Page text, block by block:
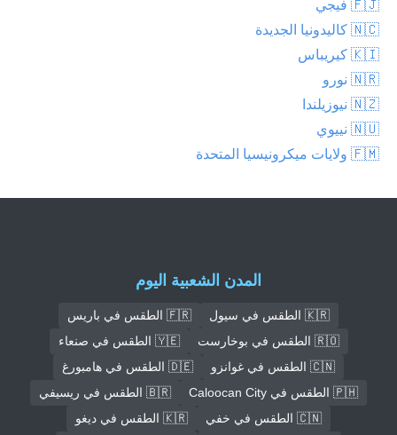
🇫🇯 فيجي
🇳🇨 كاليدونيا الجديدة
🇰🇮 كيريباس
🇳🇷 نورو
🇳🇿 نيوزيلندا
🇳🇺 نييوي
🇫🇲 ولايات ميكرونيسيا المتحدة
المدن الشعبية اليوم
🇰🇷 الطقس في سيول
🇫🇷 الطقس في باريس
🇷🇴 الطقس في بوخارست
🇾🇪 الطقس في صنعاء
🇨🇳 الطقس في غوانزو
🇩🇪 الطقس في هامبورغ
🇵🇭 الطقس في Caloocan City
🇧🇷 الطقس في ريسيفي
🇨🇳 الطقس في خفي
🇰🇷 الطقس في ديغو